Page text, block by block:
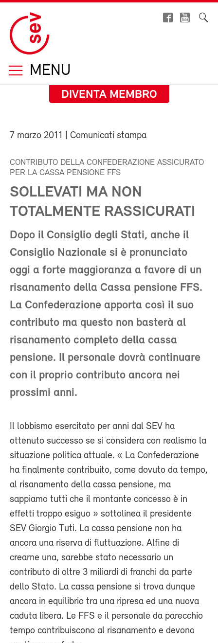
MENU
DIVENTA MEMBRO
7 marzo 2011 | Comunicati stampa
CONTRIBUTO DELLA CONFEDERAZIONE ASSICURATO
PER LA CASSA PENSIONE FFS
SOLLEVATI MA NON
TOTALMENTE RASSICURATI
Dopo il Consiglio degli Stati, anche il
Consiglio Nazionale si è pronunciato
oggi a forte maggioranza a favore di un
risanamento della Cassa pensione FFS.
La Confederazione apporta così il suo
contributo ma questo non basterà al
risanamento completo della cassa
pensione. Il personale dovrà continuare
con il proprio contributo ancora nei
prossimi anni.
Il lobbismo esercitato per anni dal SEV ha
ottenuto successo se si considera con realismo la
situazione politica attuale. « La Confederazione
ha finalmente contribuito, come dovuto da tempo,
al risanamento della cassa pensione, ma
sappiamo tutti che il montante concesso è in
effetti troppo esiguo » sottolinea il presidente
SEV Giorgio Tuti. La cassa pensione non ha
ancora una riserva di fluttuazione. Alfine di
crearne una, sarebbe stato necessario un
contributo di oltre 3 miliardi di franchi da parte
dello Stato. La cassa pensione si trova dunque
ancora in equilibrio tra una ripresa ed una nuova
caduta libera. Le FFS e il personale da parecchio
tempo contribuiscono al risanamento e devono